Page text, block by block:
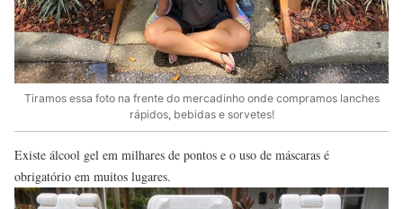
Tiramos essa foto na frente do mercadinho onde compramos lanches
rápidos, bebidas e sorvetes!
Existe álcool gel em milhares de pontos e o uso de máscaras é
obrigatório em muitos lugares.